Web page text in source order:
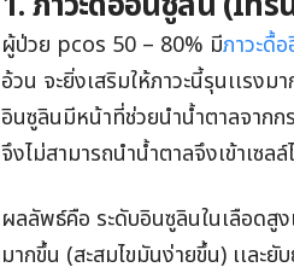
ผู้ป่วย pcos 50 – 80% มีภาวะดื้
อ้วน จะยิ่งเสริมให้ภาวะนี้รุนเเรงม
อินซูลินมีหน้าที่ช่วยนำน้ำตาลจากกร
จึงไม่สามารถนำน้ำตาลจึงเข้าเซ
ผลลัพธ์คือ ระดับอินซูลินในเลือดสูง
มากขึ้น (สะสมไขมันง่ายขึ้น) เเละ